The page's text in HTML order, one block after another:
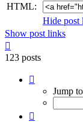
HTML:
Hide post
Show post links
123 posts
Jump